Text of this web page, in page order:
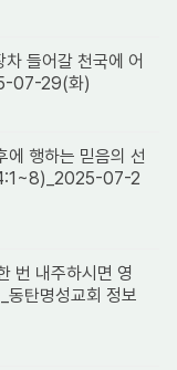
들어갈 천국에 어
07-29(화)
에 행하는 믿음의 선
4:1~8)_2025-07-2
번 내주하시면 영
탄명성교회 정보